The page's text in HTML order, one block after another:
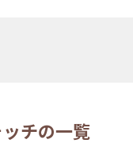
チの一覧